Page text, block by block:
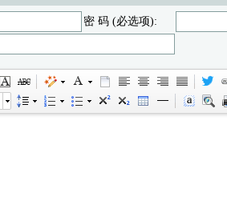
密 码 (必选项):